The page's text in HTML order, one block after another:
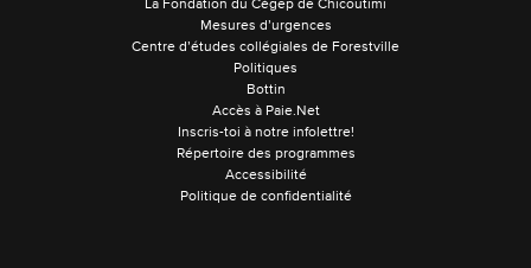
La Fondation du Cégep de Chicoutimi
Mesures d’urgences
Centre d’études collégiales de Forestville
Politiques
Bottin
Accès à Paie.Net
Inscris-toi à notre infolettre!
Répertoire des programmes
Accessibilité
Politique de confidentialité